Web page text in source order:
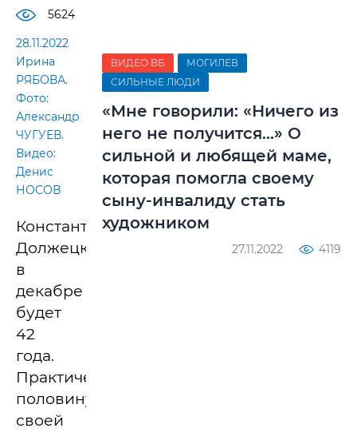
5624
28.11.2022
Ирина
РЯБОВА.
Фото:
Александр
ЧУГУЕВ.
Видео:
Денис
НОСОВ
Константину
Должецкому
в
декабре
будет
42
года.
Практически
половину
своей
ВИДЕО ВБ
МОГИЛЕВ
СИЛЬНЫЕ ЛЮДИ
«Мне говорили: «Ничего из
него не получится…» О
сильной и любящей маме,
которая помогла своему
сыну-инвалиду стать
художником
27.11.2022 4119